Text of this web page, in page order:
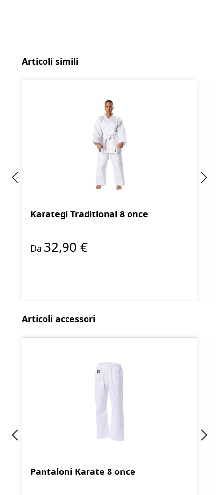
Salta la galleria dei prodotti
Articoli simili
Karategi Traditional 8 once
Da 32,90 €
Salta la galleria dei prodotti
Articoli accessori
Pantaloni Karate 8 once